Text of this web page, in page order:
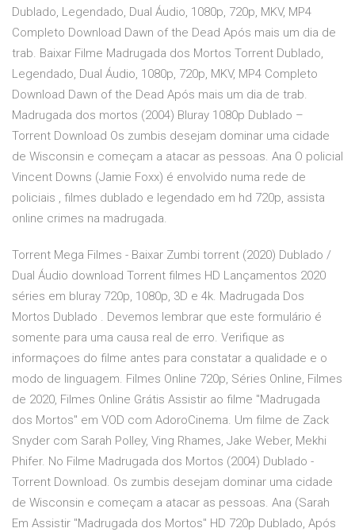
Dublado, Legendado, Dual Áudio, 1080p, 720p, MKV, MP4
Completo Download Dawn of the Dead Após mais um dia de
trab. Baixar Filme Madrugada dos Mortos Torrent Dublado,
Legendado, Dual Áudio, 1080p, 720p, MKV, MP4 Completo
Download Dawn of the Dead Após mais um dia de trab.
Madrugada dos mortos (2004) Bluray 1080p Dublado –
Torrent Download Os zumbis desejam dominar uma cidade
de Wisconsin e começam a atacar as pessoas. Ana O policial
Vincent Downs (Jamie Foxx) é envolvido numa rede de
policiais , filmes dublado e legendado em hd 720p, assista
online crimes na madrugada.
Torrent Mega Filmes - Baixar Zumbi torrent (2020) Dublado /
Dual Áudio download Torrent filmes HD Lançamentos 2020
séries em bluray 720p, 1080p, 3D e 4k. Madrugada Dos
Mortos Dublado . Devemos lembrar que este formulário é
somente para uma causa real de erro. Verifique as
informaçoes do filme antes para constatar a qualidade e o
modo de linguagem. Filmes Online 720p, Séries Online, Filmes
de 2020, Filmes Online Grátis Assistir ao filme "Madrugada
dos Mortos" em VOD com AdoroCinema. Um filme de Zack
Snyder com Sarah Polley, Ving Rhames, Jake Weber, Mekhi
Phifer. No Filme Madrugada dos Mortos (2004) Dublado -
Torrent Download. Os zumbis desejam dominar uma cidade
de Wisconsin e começam a atacar as pessoas. Ana (Sarah
Em Assistir "Madrugada dos Mortos" HD 720p Dublado, Após